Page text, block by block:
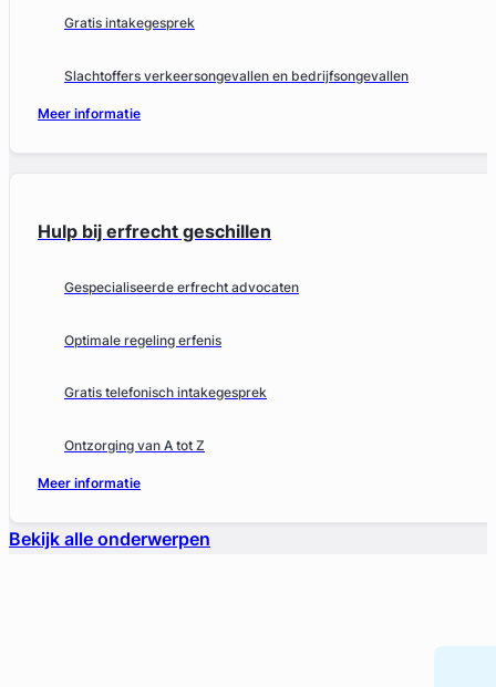
Gratis intakegesprek
Slachtoffers verkeersongevallen en bedrijfsongevallen
Meer informatie
Hulp bij erfrecht geschillen
Gespecialiseerde erfrecht advocaten
Optimale regeling erfenis
Gratis telefonisch intakegesprek
Ontzorging van A tot Z
Meer informatie
Bekijk alle onderwerpen